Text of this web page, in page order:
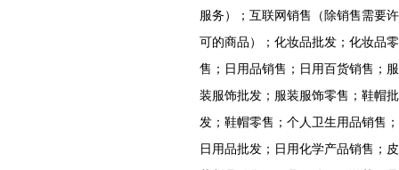
服务）；互联网销售（除销售需要许
可的商品）；化妆品批发；化妆品零
售；日用品销售；日用百货销售；服
装服饰批发；服装服饰零售；鞋帽批
发；鞋帽零售；个人卫生用品销售；
日用品批发；日用化学产品销售；皮